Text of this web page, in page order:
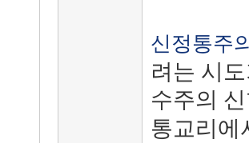
신정통주의
려는 시
수주의
통교리에